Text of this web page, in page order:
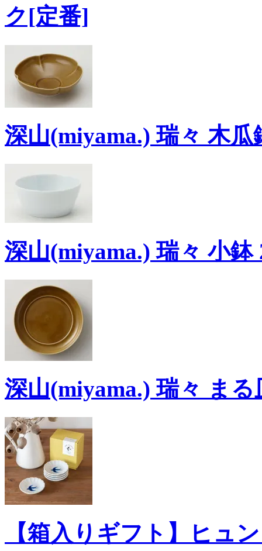
ク[定番]
深山(miyama.) 瑞々 木
深山(miyama.) 瑞々 小
深山(miyama.) 瑞々 ま
【箱入りギフト】ヒュ